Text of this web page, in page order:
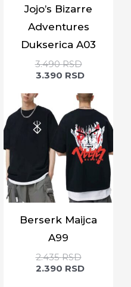
Jojo’s Bizarre
Adventures
Dukserica A03
3.490RSD
3.390 RSD
Berserk Maijca
A99
2.435RSD
2.390 RSD